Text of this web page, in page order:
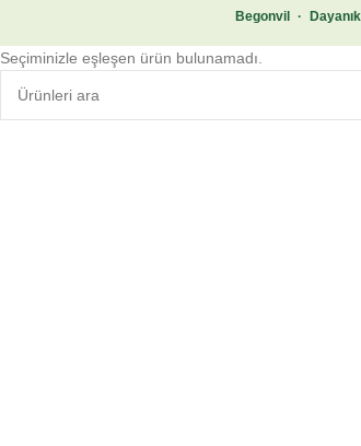
Begonvil
·
Seçiminizle eşleşen ürün bulunamadı.